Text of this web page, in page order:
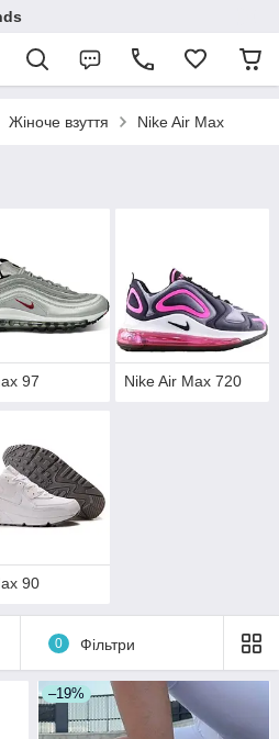
Жіноче взуття Nike Air Max
97 Nike Air Max 720
90
0 Фільтри
–19%